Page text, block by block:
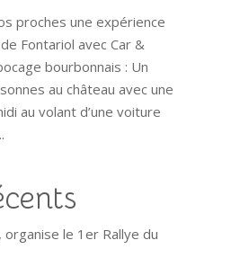
proches une expérience
Fontariol avec Car &
bourbonnais : Un
au château avec une
au volant d’une voiture
le 1er Rallye du